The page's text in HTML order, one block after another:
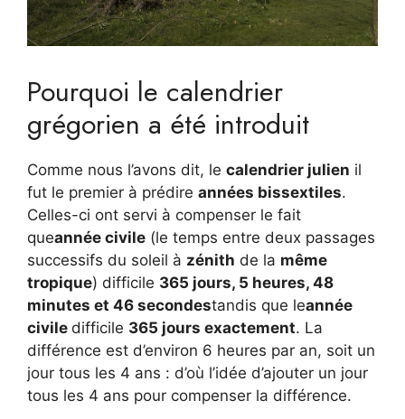
Pourquoi le calendrier
grégorien a été introduit
Comme nous l’avons dit, le calendrier julien il
fut le premier à prédire années bissextiles.
Celles-ci ont servi à compenser le fait
queannée civile (le temps entre deux passages
successifs du soleil à zénith de la même
tropique) difficile 365 jours, 5 heures, 48 ​​​​
minutes et 46 secondestandis que leannée
civile difficile 365 jours exactement. La
différence est d’environ 6 heures par an, soit un
jour tous les 4 ans : d’où l’idée d’ajouter un jour
tous les 4 ans pour compenser la différence.